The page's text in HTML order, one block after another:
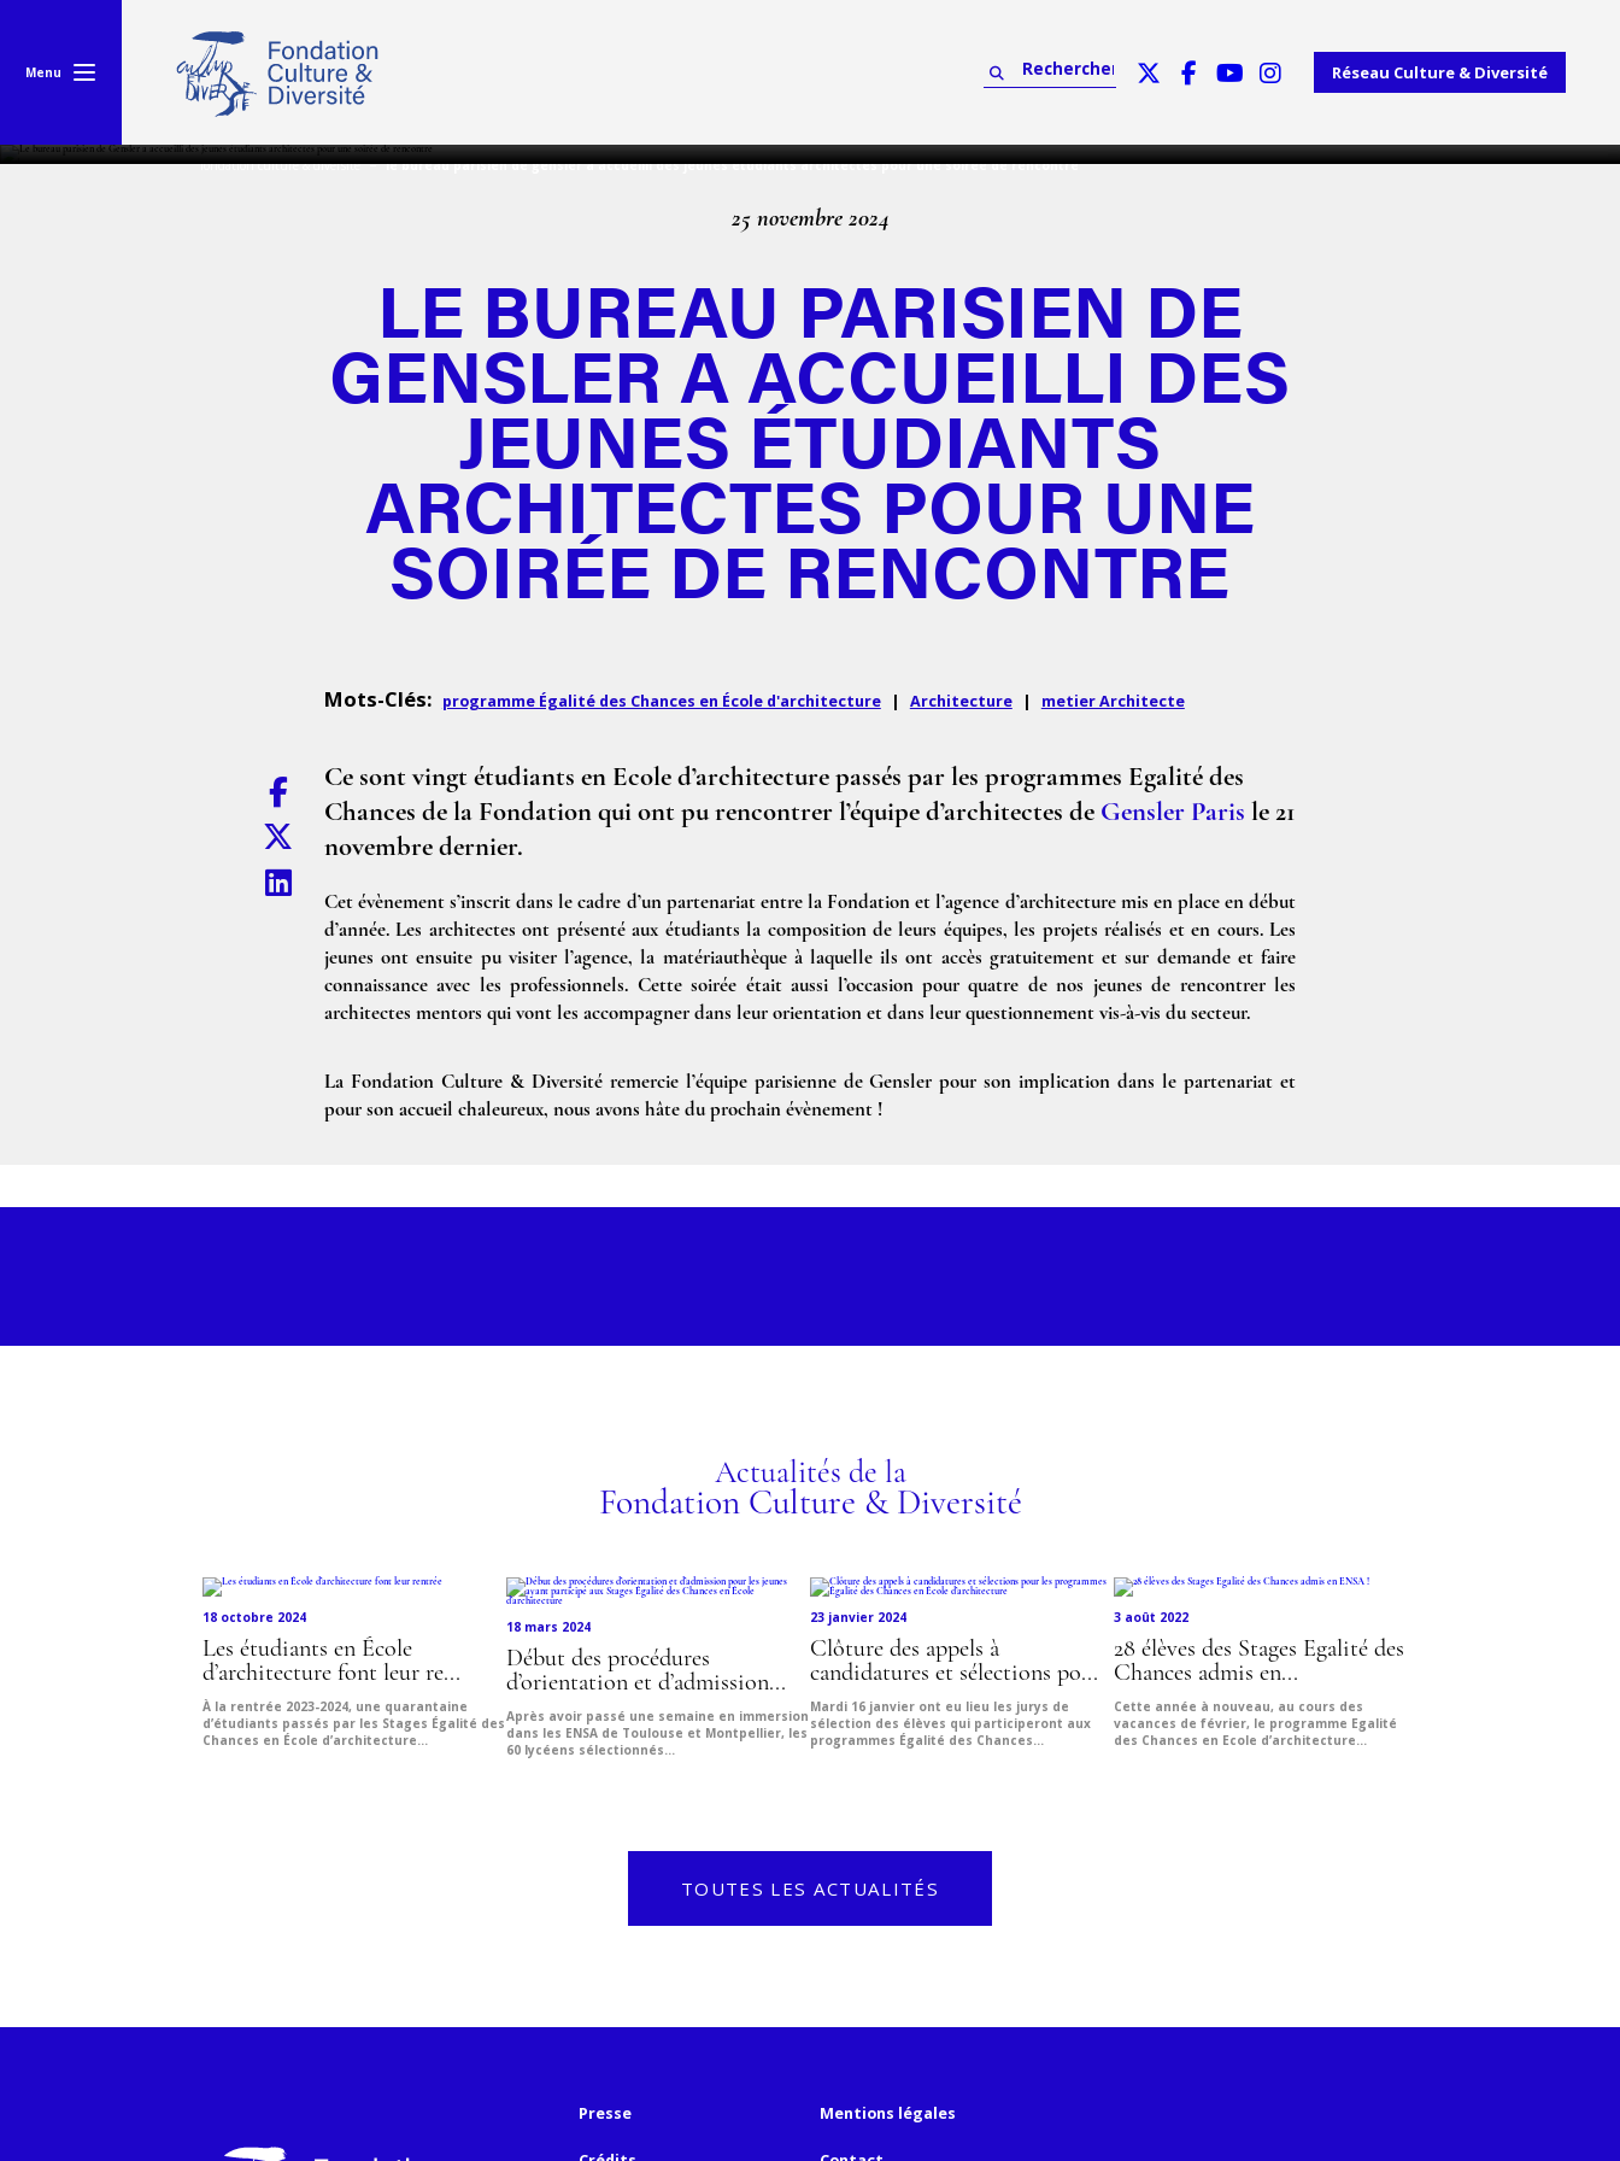
Menu Réseau Culture & Diversité
fondation culture & diversité le bureau parisien de gensler a accueilli des jeunes étudiants architectes pour une soirée de rencontre
25 novembre 2024
LE BUREAU PARISIEN DE
GENSLER A ACCUEILLI DES
JEUNES ÉTUDIANTS
ARCHITECTES POUR UNE
SOIRÉE DE RENCONTRE
Mots-Clés: programme Égalité des Chances en École d'architecture | Architecture | metier Architecte
Ce sont vingt étudiants en Ecole d’architecture passés par les programmes Egalité des
Chances de la Fondation qui ont pu rencontrer l’équipe d’architectes de Gensler Paris le 21
novembre dernier.
Cet évènement s’inscrit dans le cadre d’un partenariat entre la Fondation et l’agence d’architecture mis en place en début
d’année. Les architectes ont présenté aux étudiants la composition de leurs équipes, les projets réalisés et en cours. Les
jeunes ont ensuite pu visiter l’agence, la matériauthèque à laquelle ils ont accès gratuitement et sur demande et faire
connaissance avec les professionnels. Cette soirée était aussi l’occasion pour quatre de nos jeunes de rencontrer les
architectes mentors qui vont les accompagner dans leur orientation et dans leur questionnement vis-à-vis du secteur.
La Fondation Culture & Diversité remercie l’équipe parisienne de Gensler pour son implication dans le partenariat et
pour son accueil chaleureux, nous avons hâte du prochain évènement !
Actualités de la
Fondation Culture & Diversité
18 octobre 2024
Les étudiants en École
d’architecture font leur re...
À la rentrée 2023-2024, une quarantaine
d’étudiants passés par les Stages Égalité des
Chances en École d’architecture...
18 mars 2024
Début des procédures
d’orientation et d’admission...
Après avoir passé une semaine en immersion
dans les ENSA de Toulouse et Montpellier, les
60 lycéens sélectionnés...
23 janvier 2024
Clôture des appels à
candidatures et sélections po...
Mardi 16 janvier ont eu lieu les jurys de
sélection des élèves qui participeront aux
programmes Égalité des Chances...
3 août 2022
28 élèves des Stages Egalité des
Chances admis en...
Cette année à nouveau, au cours des
vacances de février, le programme Egalité
des Chances en Ecole d’architecture...
TOUTES LES ACTUALITÉS
Presse Mentions légales